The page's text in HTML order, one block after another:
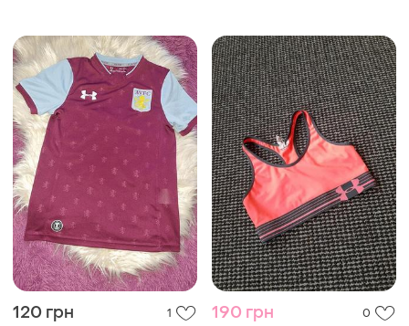
120 грн 1 190 грн 0